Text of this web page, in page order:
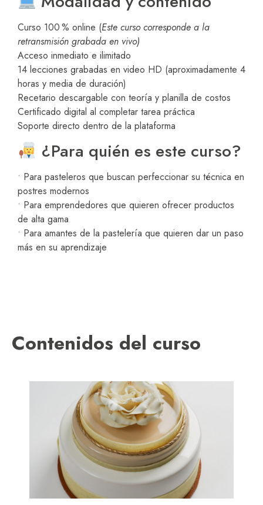
Curso 100 % online (Este curso corresponde a la
retransmisión grabada en vivo)
Acceso inmediato e ilimitado
14 lecciones grabadas en video HD (aproximadamente 4
horas y media de duración)
Recetario descargable con teoría y planilla de costos
Certificado digital al completar tarea práctica
Soporte directo dentro de la plataforma
¿Para quién es este curso?
• Para pasteleros que buscan perfeccionar su técnica en
postres modernos
• Para emprendedores que quieren ofrecer productos
de alta gama
• Para amantes de la pastelería que quieren dar un paso
más en su aprendizaje
Contenidos del curso